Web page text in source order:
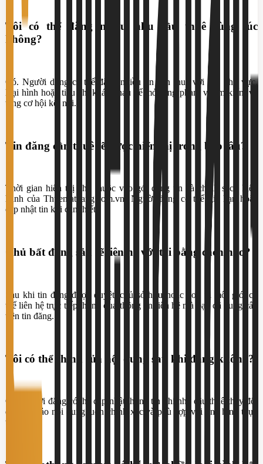
Tôi có thể đăng nhiều nhu cầu thuê cùng lúc
không?
Có. Người dùng có thể đăng nhiều tin cần thuê với các khu vực,
loại hình hoặc tiêu chí khác nhau để mở rộng phạm vi tìm kiếm và
tăng cơ hội kết nối.
Tin đăng cần thuê sẽ được hiển thị trong bao lâu?
Thời gian hiển thị phụ thuộc vào gói đăng tin và chính sách hiện
hành của Thuematbang.com.vn. Người dùng có thể gia hạn hoặc
cập nhật tin khi cần thiết.
Chủ bất động sản sẽ liên hệ với tôi bằng cách nào?
Sau khi tin đăng được duyệt, chủ sở hữu hoặc đơn vị môi giới có
thể liên hệ trực tiếp thông qua thông tin liên hệ mà bạn đã cung cấp
trên tin đăng.
Tôi có thể chỉnh sửa nội dung sau khi đăng không?
Có. Người đăng có thể cập nhật thông tin khi nhu cầu thuê thay đổi
để đảm bảo nội dung luôn chính xác và phù hợp với tình hình thực
tế.